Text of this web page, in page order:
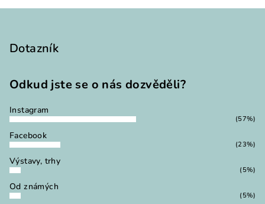
Dotazník
Odkud jste se o nás dozvěděli?
Instagram
(57%)
Facebook
(23%)
Výstavy, trhy
(5%)
Od známých
(5%)